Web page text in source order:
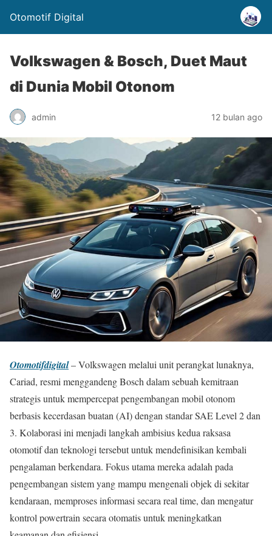
Otomotif Digital
Volkswagen & Bosch, Duet Maut
di Dunia Mobil Otonom
admin 12 bulan ago
Otomotifdigital– Volkswagen melalui unit perangkat lunaknya,
Cariad, resmi menggandeng Bosch dalam sebuah kemitraan
strategis untuk mempercepat pengembangan mobil otonom
berbasis kecerdasan buatan (AI) dengan standar SAE Level 2 dan
3. Kolaborasi ini menjadi langkah ambisius kedua raksasa
otomotif dan teknologi tersebut untuk mendefinisikan kembali
pengalaman berkendara. Fokus utama mereka adalah pada
pengembangan sistem yang mampu mengenali objek di sekitar
kendaraan, memproses informasi secara real time, dan mengatur
kontrol powertrain secara otomatis untuk meningkatkan